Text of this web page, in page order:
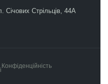
Січових Стрільців, 44А
Конфіденційність